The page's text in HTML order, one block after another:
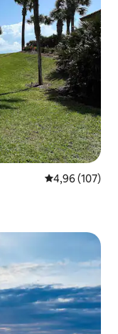
Просечна
4,96 (107)